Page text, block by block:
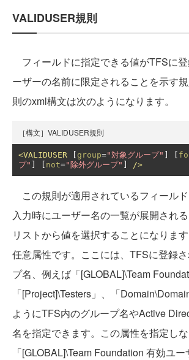
VALIDUSER規則
フィールドに指定できる値がTFSに
ーザーの名前に限定されることを示す
則のxml構文は次のようになります。
［構文］VALIDUSER規則
<VALIDUSER group="対象グループ"
プ"
not="除外グループ" />
この規則が適用されているフィール
入力時にユーザー名の一覧が展開され
リストから値を選択することになりま
任意属性です。ここには、TFSに登録
プ名、例えば「[GLOBAL]\Team
「[Project]\Testers」、「
ようにTFS内のグループ名やActive
名を指定できます。この属性を指定しな
「[GLOBAL]\Team Foundation 有効ユ